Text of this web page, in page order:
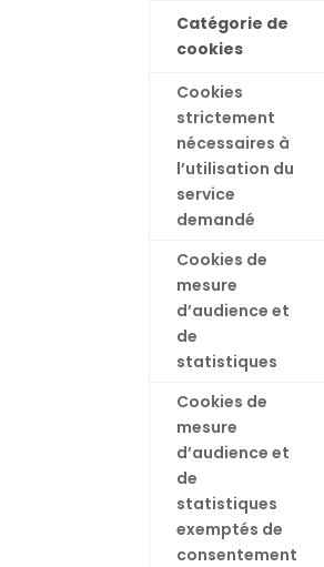
Catégorie de
cookies
Cookies
strictement
nécessaires à
l’utilisation du
service
demandé
Cookies de
mesure
d’audience et
de
statistiques
Cookies de
mesure
d’audience et
de
statistiques
exemptés de
consentement